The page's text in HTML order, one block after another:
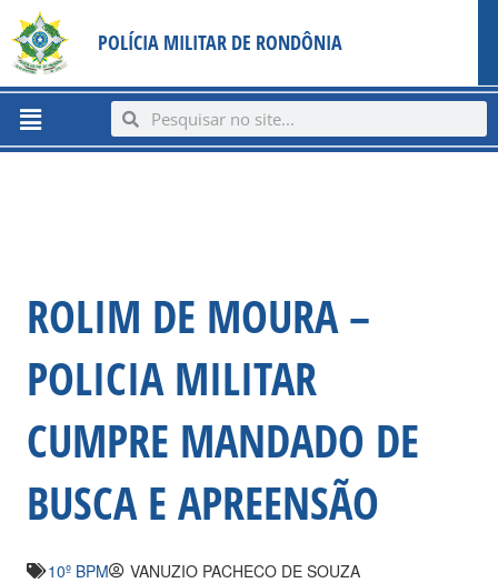
content
para
conteúdo
POLÍCIA MILITAR DE RONDÔNIA
Menu SearchSearch
ROLIM DE MOURA –
POLICIA MILITAR
CUMPRE MANDADO DE
BUSCA E APREENSÃO
10º BPM
VANUZIO PACHECO DE SOUZA